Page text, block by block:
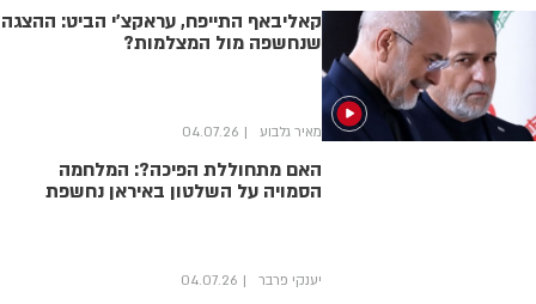
קאליבאף התייפח, עראקצ'י הביט: ההצגה
שנחשפה מול המצלמות?
מאיר גלבוע 04.07.26
האם מתחוללת הפיכה?: המלחמה
הסמויה על השלטון באיראן נחשפת
יענקי פרבר 04.07.26